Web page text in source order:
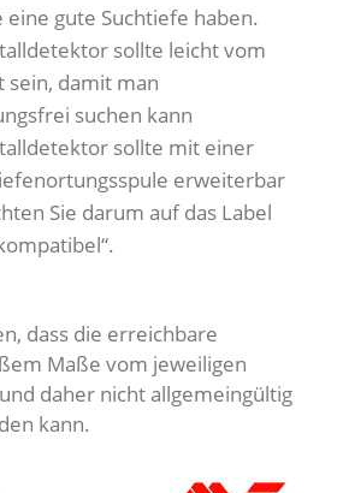
eine gute Suchtiefe haben.
sollte leicht vom
sein, damit man
suchen kann
sollte mit einer
erweiterbar
Sie darum auf das Label
dass die erreichbare
Maße vom jeweiligen
daher nicht allgemeingültig
kann.